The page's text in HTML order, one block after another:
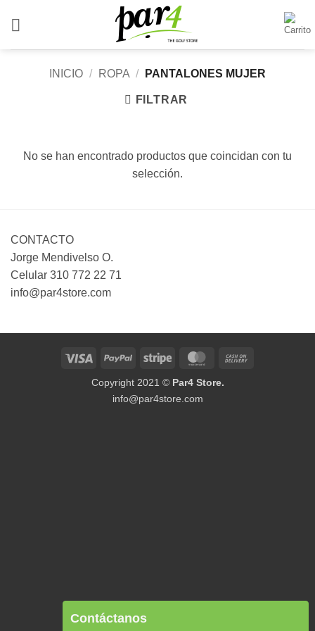
INICIO / ROPA / PANTALONES MUJER
FILTRAR
No se han encontrado productos que coincidan con tu
selección.
CONTACTO
Jorge Mendivelso O.
Celular 310 772 22 71
info@par4store.com
Visa PayPal Stripe MasterCard
Copyright 2021 © Par4 Store.
info@par4store.com
Contáctanos